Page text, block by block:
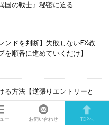
国の戦士』秘密に迫る
ンドを判断】失敗しないFX教
順番に進めていくだけ】
る方法【逆張りエントリーと
ー お問い合わせ TOPへ